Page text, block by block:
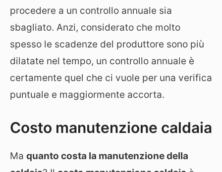
procedere a un controllo annuale sia
sbagliato. Anzi, considerato che molto
spesso le scadenze del produttore sono più
dilatate nel tempo, un controllo annuale è
certamente quel che ci vuole per una verifica
puntuale e maggiormente accorta.
Costo manutenzione caldaia
Ma quanto costa la manutenzione della